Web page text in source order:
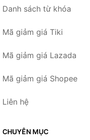
Danh sách từ khóa
Mã giảm giá Tiki
Mã giảm giá Lazada
Mã giảm giá Shopee
Liên hệ
CHUYÊN MỤC